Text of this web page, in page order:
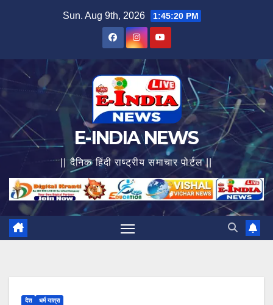
Sun. Aug 9th, 2026 1:45:21 PM
E-INDIA NEWS
|| दैनिक हिंदी राष्ट्रीय समाचार पोर्टल ||
देश धर्म यात्रा